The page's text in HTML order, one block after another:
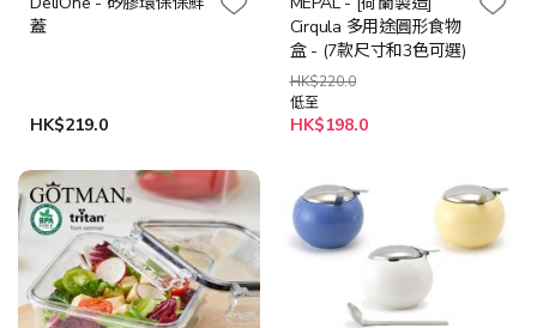
蓋
HK$219.0
Cirqula 多用途圓形食物
盒 - (7款尺寸和3色可選)
HK$220.0
低至
HK$198.0